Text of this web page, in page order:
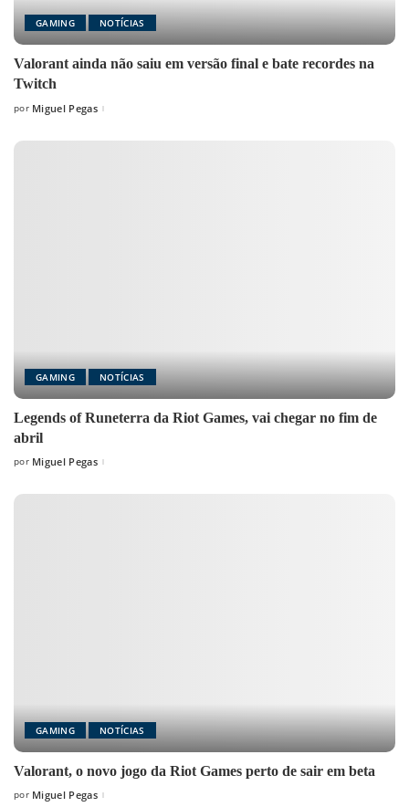
GAMING NOTÍCIAS
Valorant ainda não saiu em versão final e bate recordes na
Twitch
Posted
por Miguel Pegas
GAMING NOTÍCIAS
Legends of Runeterra da Riot Games, vai chegar no fim de
abril
Posted
por Miguel Pegas
GAMING NOTÍCIAS
Valorant, o novo jogo da Riot Games perto de sair em beta
Posted
por Miguel Pegas